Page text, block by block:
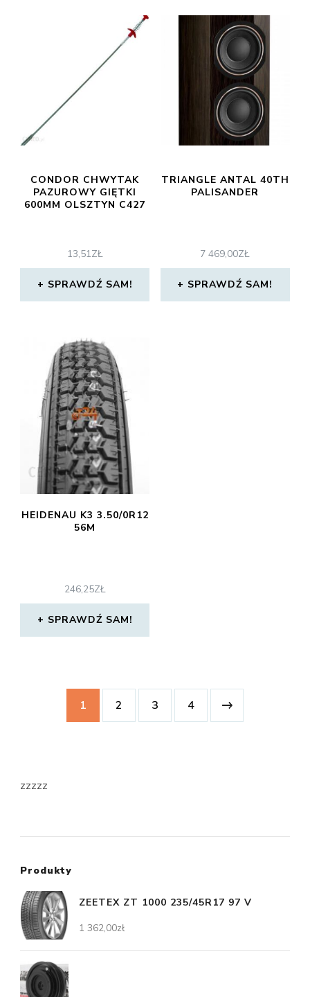
CONDOR CHWYTAK
PAZUROWY GIĘTKI
600MM OLSZTYN C427
13,51ZŁ
SPRAWDŹ SAM!
TRIANGLE ANTAL 40TH
PALISANDER
7 469,00ZŁ
SPRAWDŹ SAM!
HEIDENAU K3 3.50/0R12
56M
246,25ZŁ
SPRAWDŹ SAM!
1 2 3 4
zzzzz
Produkty
ZEETEX ZT 1000 235/45R17 97 V
1 362,00zł